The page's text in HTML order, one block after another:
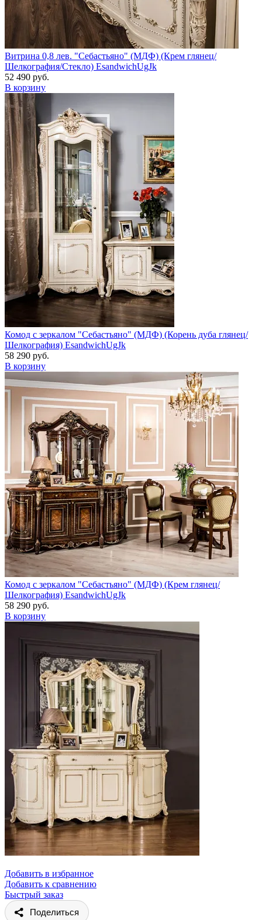
Витрина 0,8 лев. "Себастьяно" (МДФ) (Крем глянец/
Шелкография/Стекло) EsandwichUgJk
52 490 руб.
В корзину
Комод с зеркалом "Себастьяно" (МДФ) (Корень дуба глянец/
Шелкография) EsandwichUgJk
58 290 руб.
В корзину
Комод с зеркалом "Себастьяно" (МДФ) (Крем глянец/
Шелкография) EsandwichUgJk
58 290 руб.
В корзину
Добавить в избранное
Добавить к сравнению
Быстрый заказ
Поделиться